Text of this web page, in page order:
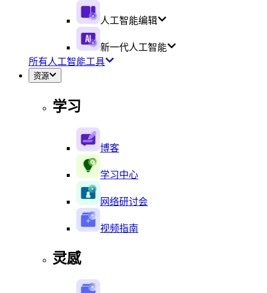
人工智能编辑
新一代人工智能
所有人工智能工具
资源
学习
博客
学习中心
网络研讨会
视频指南
灵感